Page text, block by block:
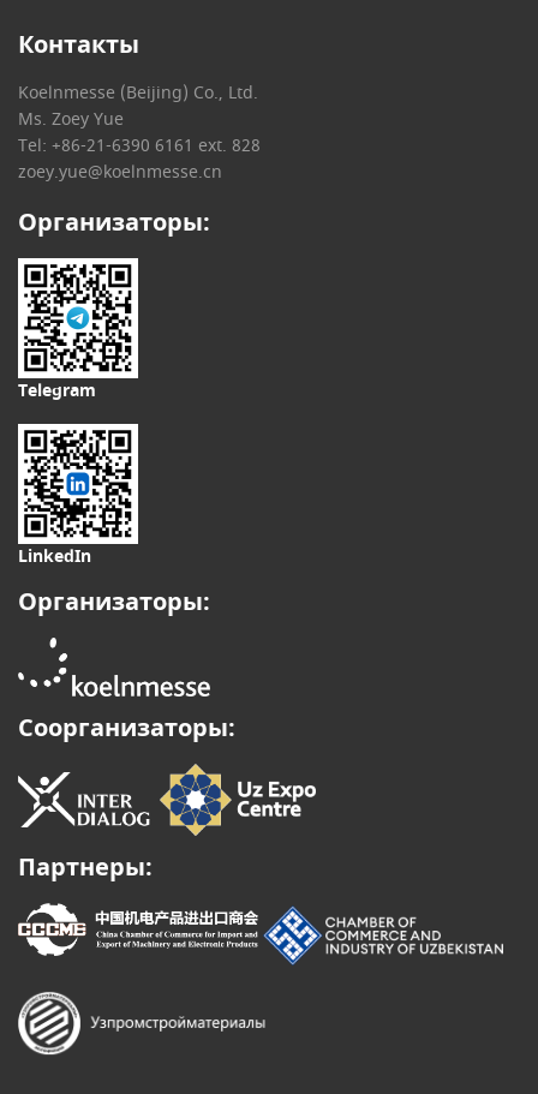
Контакты
Koelnmesse (Beijing) Co., Ltd.
Ms. Zoey Yue
Tel: +86-21-6390 6161 ext. 828
zoey.yue@koelnmesse.cn
Организаторы:
Telegram
LinkedIn
Организаторы:
Соорганизаторы:
Партнеры: